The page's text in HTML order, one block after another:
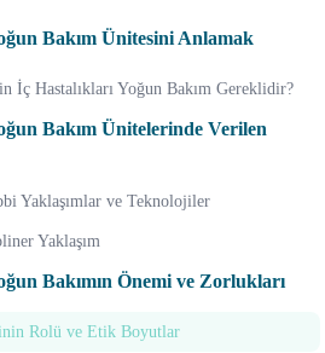
Bakım Ünitesini Anlamak
İç Hastalıkları Yoğun Bakım Gereklidir?
Bakım Ünitelerinde Verilen
Yaklaşımlar ve Teknolojiler
Yaklaşım
Bakımın Önemi ve Zorlukları
Rolü ve Etik Boyutlar